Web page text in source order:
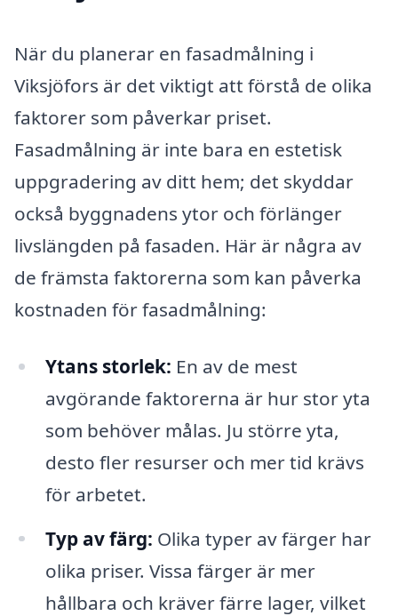
När du planerar en fasadmålning i
Viksjöfors är det viktigt att förstå de olika
faktorer som påverkar priset.
Fasadmålning är inte bara en estetisk
uppgradering av ditt hem; det skyddar
också byggnadens ytor och förlänger
livslängden på fasaden. Här är några av
de främsta faktorerna som kan påverka
kostnaden för fasadmålning:
Ytans storlek: En av de mest
avgörande faktorerna är hur stor yta
som behöver målas. Ju större yta,
desto fler resurser och mer tid krävs
för arbetet.
Typ av färg: Olika typer av färger har
olika priser. Vissa färger är mer
hållbara och kräver färre lager, vilket